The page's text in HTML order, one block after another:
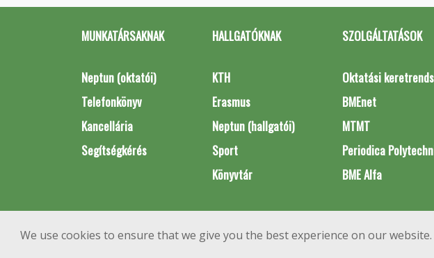
We use cookies to ensure that we give you the best experience on our website.
MUNKATÁRSAKNAK
Neptun (oktatói)
Telefonkönyv
Kancellária
Segítségkérés
HALLGATÓKNAK
KTH
Erasmus
Neptun (hallgatói)
Sport
Könyvtár
SZOLGÁLTATÁSOK
Oktatási
BMEnet
MTMT
Periodica
BME Alfa
1111 Budapest, Műegyetem rkp. 3.